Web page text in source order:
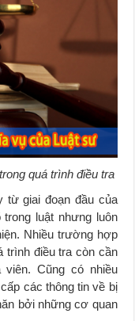
quá trình điều tra
từ giai đoạn đầu của
luật nhưng luôn
Nhiều trường hợp
trình điều tra còn cần
Cũng có nhiều
các thông tin về bị
bởi những cơ quan